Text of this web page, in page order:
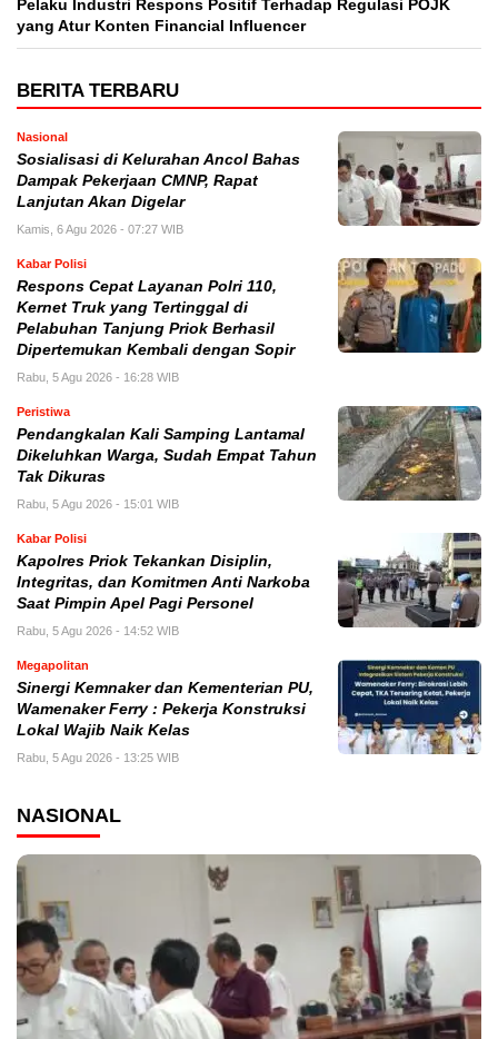
Pelaku Industri Respons Positif Terhadap Regulasi POJK
yang Atur Konten Financial Influencer
BERITA TERBARU
Nasional
Sosialisasi di Kelurahan Ancol Bahas
Dampak Pekerjaan CMNP, Rapat
Lanjutan Akan Digelar
Kamis, 6 Agu 2026 - 07:27 WIB
Kabar Polisi
Respons Cepat Layanan Polri 110,
Kernet Truk yang Tertinggal di
Pelabuhan Tanjung Priok Berhasil
Dipertemukan Kembali dengan Sopir
Rabu, 5 Agu 2026 - 16:28 WIB
Peristiwa
Pendangkalan Kali Samping Lantamal
Dikeluhkan Warga, Sudah Empat Tahun
Tak Dikuras
Rabu, 5 Agu 2026 - 15:01 WIB
Kabar Polisi
Kapolres Priok Tekankan Disiplin,
Integritas, dan Komitmen Anti Narkoba
Saat Pimpin Apel Pagi Personel
Rabu, 5 Agu 2026 - 14:52 WIB
Megapolitan
Sinergi Kemnaker dan Kementerian PU,
Wamenaker Ferry : Pekerja Konstruksi
Lokal Wajib Naik Kelas
Rabu, 5 Agu 2026 - 13:25 WIB
NASIONAL